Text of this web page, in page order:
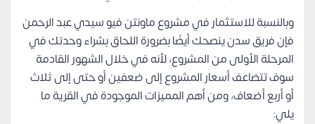
وبالنسبة للاستثمار في مشروع ماونتن فيو سيدي عبد الرحمن
فإن فريق سدن ينصحك أيضًا بضرورة اللحاق بشراء وحدتك في
المرحلة الأولى من المشروع، لأنه في خلال الشهور القادمة
سوف تتضاعف أسعار المشروع إلى ضعفين أو حتى إلى ثلاث
أو أربع أضعاف، ومن أهم المميزات الموجودة في القرية ما
يلي: